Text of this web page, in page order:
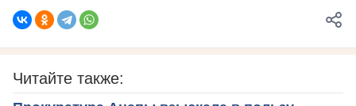
Читайте также: